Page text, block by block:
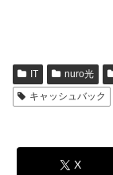
IT nuro光
キャッシュバック
X